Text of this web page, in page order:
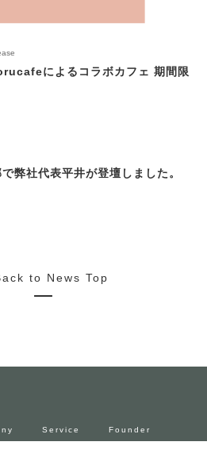
によるコラボカフェ 期間限